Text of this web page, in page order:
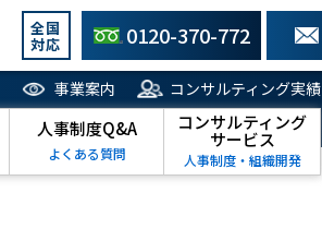
全国
対応 0120-370-772
事業案内 コンサルティング実績
人事制度Q&A
よくある質問
コンサルティング
サービス
人事制度・組織開発